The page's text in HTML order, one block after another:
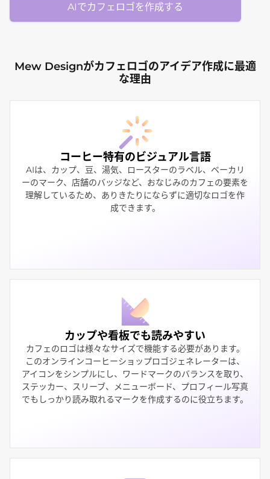
AIでカフェロゴを作成する
Mew Designがカフェロゴのアイデア作成に最適
な理由
コーヒー特有のビジュアル言語
AIは、カップ、豆、湯気、ロースターのラベル、ベーカリ
ーのマーク、店舗のバッジなど、おなじみのカフェの要素を
理解しているため、ありきたりにならずに適切なロゴを作
成できます。
カップや看板でも読みやすい
カフェのロゴは様々なサイズで機能する必要があります。
このオンラインコーヒーショップロゴジェネレーターは、
アイコンをシンプルにし、ワードマークのバランスを取り、
ステッカー、スリーブ、メニューボード、プロフィール写真
でもしっかり読み取れるマークを作成するのに役立ちます。